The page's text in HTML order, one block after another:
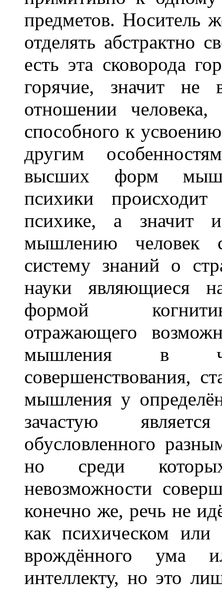
предметов. Носитель
отделять абстрактно
есть эта сковорода
горячие, значит не
отношении
способного к
другим
высших форм
психики происходит
психике, а значит и
мышлению человек
систему знаний о
науки являющиеся
формой
отражающего
мышления в
совершенствования,
мышления у
зачастую
обусловленного
но среди
невозможности
конечно же, речь не
как психическом или
врождённого ума
интеллекту, но это